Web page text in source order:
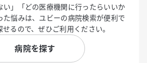
い」「どの医療機関に行ったらいいか
た悩みは、ユビーの病院検索が便利で
るので、ぜひご利用ください。
病院を探す